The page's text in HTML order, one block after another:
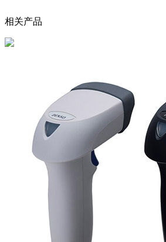
相关产品